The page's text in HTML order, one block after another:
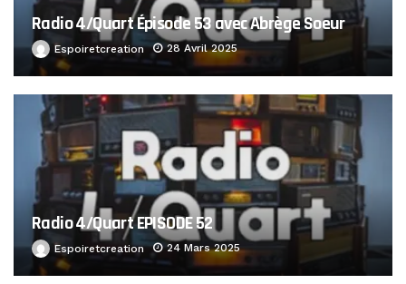
Radio 4/Quart Épisode 53 avec Abrège Soeur
Espoiretcreation 28 Avril 2025
Radio 4/Quart EPISODE 52
Espoiretcreation 24 Mars 2025